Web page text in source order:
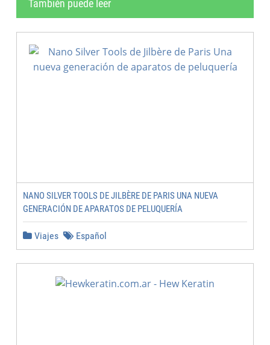
También puede leer
NANO SILVER TOOLS DE JILBÈRE DE PARIS UNA NUEVA
GENERACIÓN DE APARATOS DE PELUQUERÍA
Viajes Español